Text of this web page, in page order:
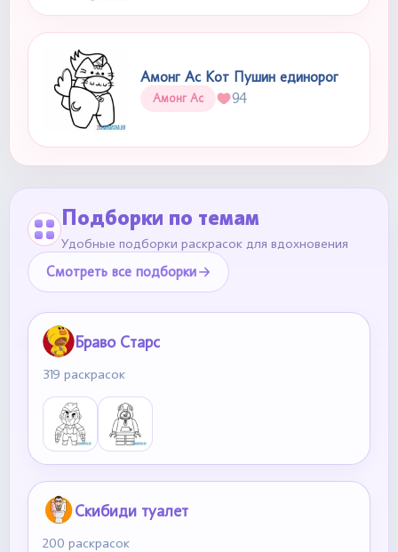
Амонг Ас Кот Пушин единорог
Амонг Ас 94
Подборки по темам
Удобные подборки раскрасок для вдохновения
Смотреть все подборки
Браво Старс
319 раскрасок
Скибиди туалет
200 раскрасок